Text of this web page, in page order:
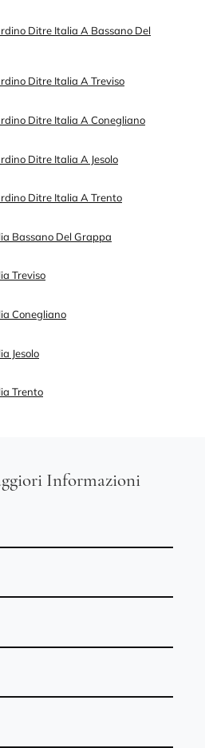
Ditre Italia A Bassano Del
Ditre Italia A Treviso
Ditre Italia A Conegliano
Ditre Italia A Jesolo
Ditre Italia A Trento
Bassano Del Grappa
Treviso
Conegliano
Jesolo
Trento
Informazioni